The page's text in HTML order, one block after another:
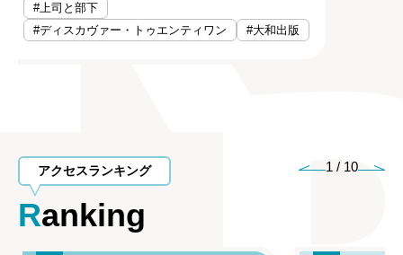
#上司と部下
#ディスカヴァー・トゥエンティワン
#大和出版
アクセスランキング
Ranking
1 / 10